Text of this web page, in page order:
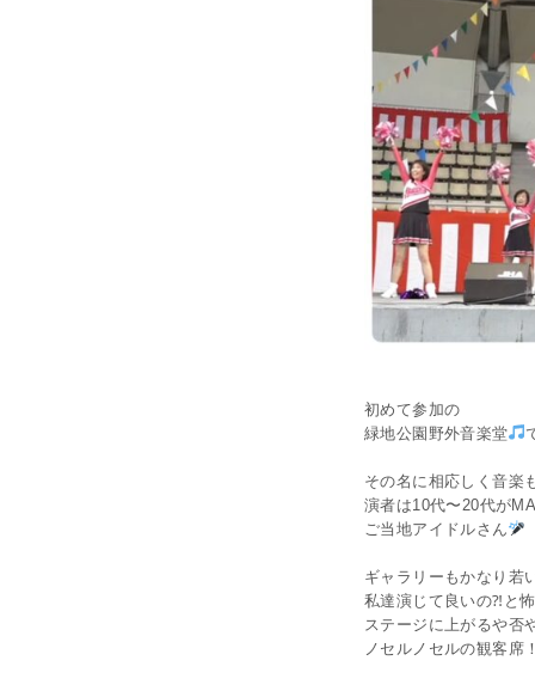
初めて参加の
緑地公園野外音楽堂
その名に相応しく音楽
演者は10代〜20代が
ご当地アイドルさん
ギャラリーもかなり若
私達演じて良いの⁈と
ステージに上がるや否
ノセルノセルの観客席